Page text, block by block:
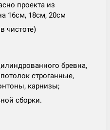
проекта из
16см, 18см, 20см
чистоте)
бревна,
строганные,
карнизы;
сборки.